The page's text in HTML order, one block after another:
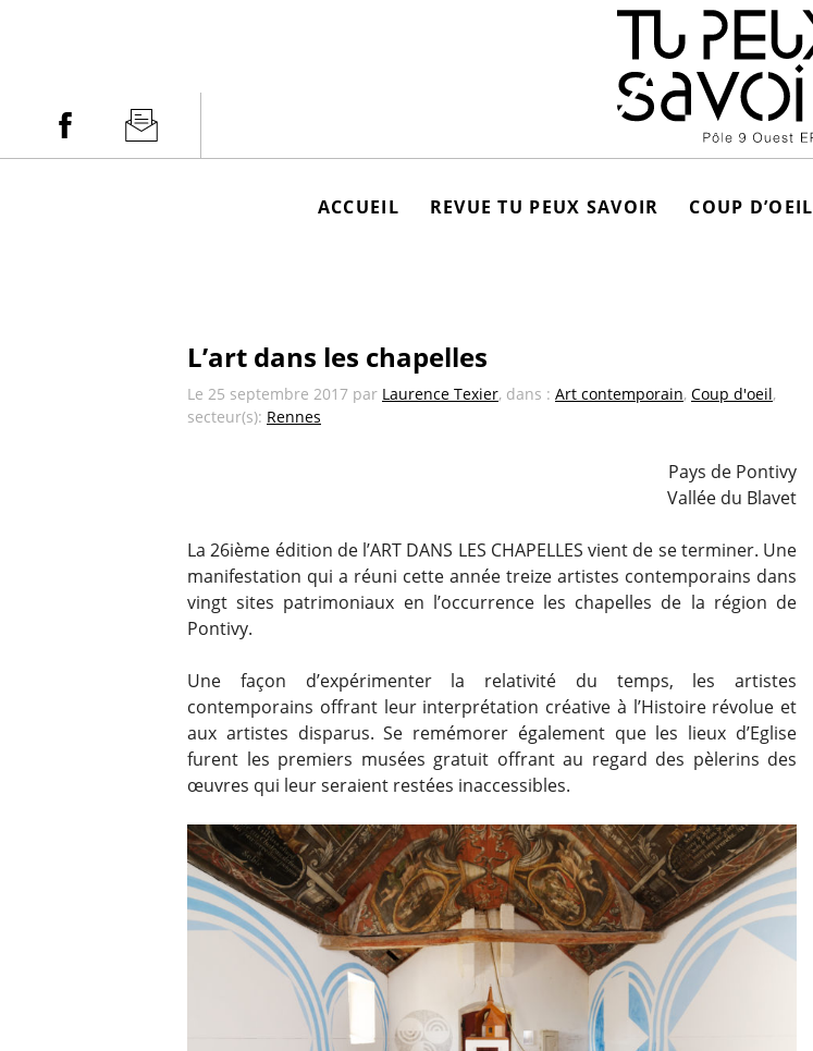
Facebook Newsletter
ACCUEIL REVUE TU PEUX SAVOIR COUP D’OEIL
L’art dans les chapelles
Le 25 septembre 2017 par Laurence Texier, dans : Art contemporain, Coup d'oeil,
secteur(s): Rennes
Pays de Pontivy
Vallée du Blavet
La 26ième édition de l’ART DANS LES CHAPELLES vient de se terminer. Une
manifestation qui a réuni cette année treize artistes contemporains dans
vingt sites patrimoniaux en l’occurrence les chapelles de la région de
Pontivy.
Une façon d’expérimenter la relativité du temps, les artistes
contemporains offrant leur interprétation créative à l’Histoire révolue et
aux artistes disparus. Se remémorer également que les lieux d’Eglise
furent les premiers musées gratuit offrant au regard des pèlerins des
œuvres qui leur seraient restées inaccessibles.